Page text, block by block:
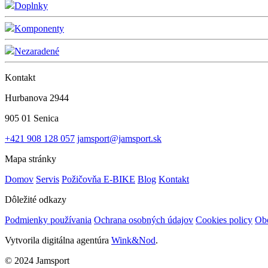
Doplnky
Komponenty
Nezaradené
Kontakt
Hurbanova 2944
905 01 Senica
+421 908 128 057 jamsport@jamsport.sk
Mapa stránky
Domov Servis Požičovňa E-BIKE Blog Kontakt
Dôležité odkazy
Podmienky používania Ochrana osobných údajov Cookies policy
Vytvorila digitálna agentúra Wink&Nod.
© 2024 Jamsport